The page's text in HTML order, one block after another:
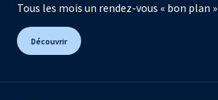
Tous les mois un rendez-vous « bon plan »
Découvrir